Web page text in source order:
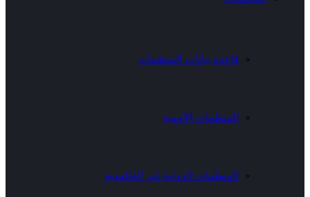
قاعدة بيانات المنظمات
المنظمات الأممية
المنظمات الدولية غير الحكومية